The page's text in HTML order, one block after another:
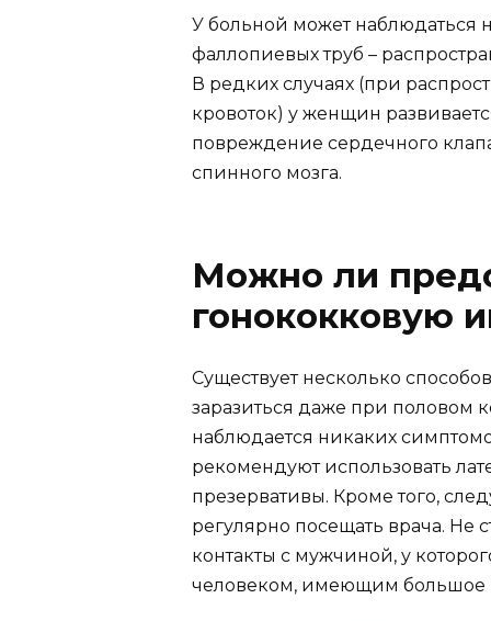
У больной может наблюдаться
фаллопиевых труб –
В редких случаях (при
кровоток) у женщин
повреждение сердечного
спинного мозга.
Можно ли
гонококковую
Существует несколько
заразиться даже при половом
наблюдается никаких
рекомендуют использовать
презервативы. Кроме того,
регулярно посещать врача. Не
контакты с мужчиной, у
человеком, имеющим большое